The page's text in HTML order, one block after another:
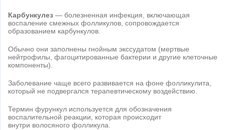
Карбункулез — болезненная инфекция, включающая
воспаление смежных фолликулов, сопровождается
образованием карбункулов.
Обычно они заполнены гнойным экссудатом (мертвые
нейтрофилы, фагоцитированные бактерии и другие клеточные
компоненты).
Заболевание чаще всего развивается на фоне фолликулита,
который не подвергался терапевтическому воздействию.
Термин фурункул используется для обозначения
воспалительной реакции, которая происходит
внутри волосяного фолликула.